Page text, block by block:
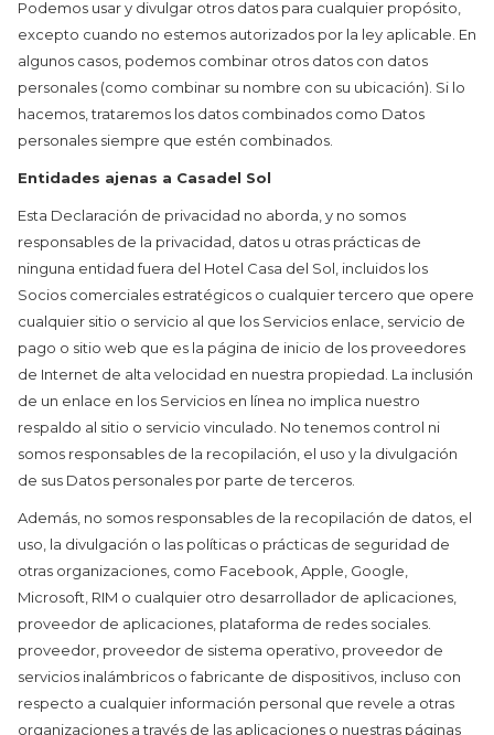
Podemos usar y divulgar otros datos para cualquier propósito,
excepto cuando no estemos autorizados por la ley aplicable. En
algunos casos, podemos combinar otros datos con datos
personales (como combinar su nombre con su ubicación). Si lo
hacemos, trataremos los datos combinados como Datos
personales siempre que estén combinados.
Entidades ajenas a Casadel Sol
Esta Declaración de privacidad no aborda, y no somos
responsables de la privacidad, datos u otras prácticas de
ninguna entidad fuera del Hotel Casa del Sol, incluidos los
Socios comerciales estratégicos o cualquier tercero que opere
cualquier sitio o servicio al que los Servicios enlace, servicio de
pago o sitio web que es la página de inicio de los proveedores
de Internet de alta velocidad en nuestra propiedad. La inclusión
de un enlace en los Servicios en línea no implica nuestro
respaldo al sitio o servicio vinculado. No tenemos control ni
somos responsables de la recopilación, el uso y la divulgación
de sus Datos personales por parte de terceros.
Además, no somos responsables de la recopilación de datos, el
uso, la divulgación o las políticas o prácticas de seguridad de
otras organizaciones, como Facebook, Apple, Google,
Microsoft, RIM o cualquier otro desarrollador de aplicaciones,
proveedor de aplicaciones, plataforma de redes sociales.
proveedor, proveedor de sistema operativo, proveedor de
servicios inalámbricos o fabricante de dispositivos, incluso con
respecto a cualquier información personal que revele a otras
organizaciones a través de las aplicaciones o nuestras páginas